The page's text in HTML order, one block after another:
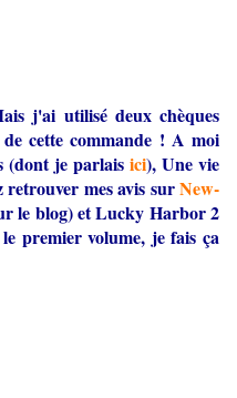
j'ai utilisé deux chèques
cette commande ! A moi
(dont je parlais ici), Une vie
retrouver mes avis surNew-
le blog) et Lucky Harbor 2
premier volume, je fais ça